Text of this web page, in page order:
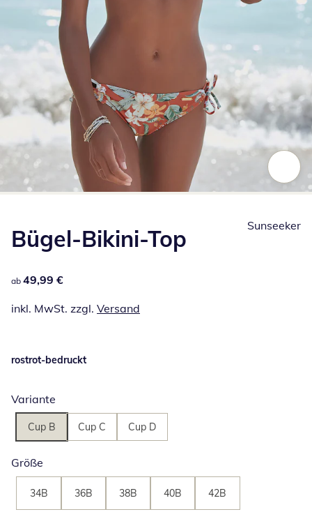
Bügel-Bikini-Top
49,99 €
ab 49,99 €
inkl. MwSt. zzgl. Versand
Sunseeker
rostrot-bedruckt
Variante
Cup B Cup C Cup D
Größe
34B 36B 38B 40B 42B